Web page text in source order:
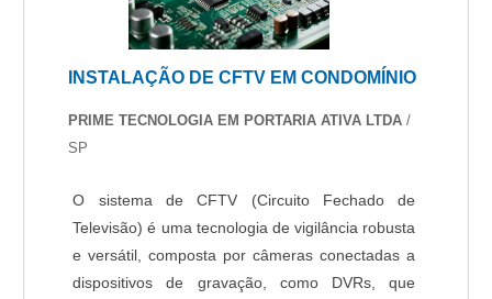
INSTALAÇÃO DE CFTV EM CONDOMÍNIO
PRIME TECNOLOGIA EM PORTARIA ATIVA LTDA /
SP
O sistema de CFTV (Circuito Fechado de
Televisão) é uma tecnologia de vigilância robusta
e versátil, composta por câmeras conectadas a
dispositivos de gravação, como DVRs, que